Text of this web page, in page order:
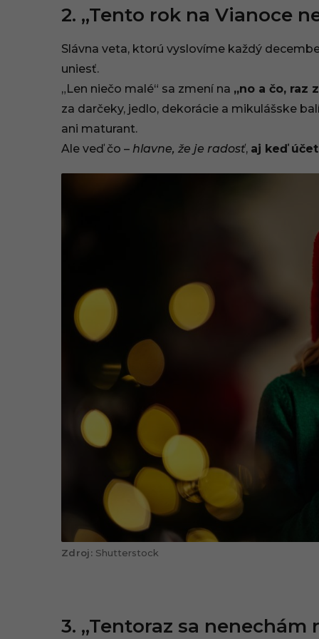
2. „Tento rok na Vianoce
Slávna veta, ktorú vyslovíme každý
uniesť.
„Len niečo malé“ sa zmení na „no a čo, raz
za darčeky, jedlo, dekorácie a mikulášske
ani maturant.
Ale veď čo – hlavne, že je radosť, aj keď
Shutterstock
3. „Tentoraz sa nenechám